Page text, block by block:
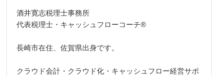
酒井寛志税理士事務所
代表税理士・キャッシュフローコーチ®
長崎市在住、佐賀県出身です。
クラウド会計・クラウド化・キャッシュフロー経営サポ